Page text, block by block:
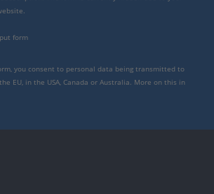
form
you consent to personal data being transmitted to
EU, in the USA, Canada or Australia. More on this in